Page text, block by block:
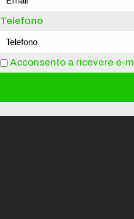
SENZA
Telefono
Acconsento a ricevere e-